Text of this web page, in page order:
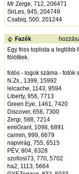
Mr Zerge, 712, 206471
SirLes, 945, 204749
Csabiq, 500, 201244
Fazék
Egy friss toplista a legtöbb
fölöttiek.
fotós - logok száma - fotók
N.Zs., 1399, 15992
lelcache, 1143, 9594
Liberty, 956, 7713
Green Eye, 1461, 7420
Discover, 658, 7300
Zergi, 588, 7214
emiGrant, 1098, 6891
carmin, 999, 6679
napvirág, 755, 6515
PÉV, 804, 6328
szollosi73, 770, 5702
ha2, 1113, 5664